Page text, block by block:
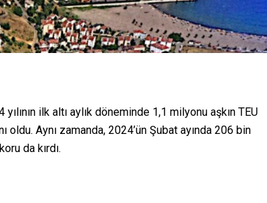
ilk altı aylık döneminde 1,1 milyonu aşkın TEU
Aynı zamanda, 2024’ün Şubat ayında 206 bin
da kırdı.